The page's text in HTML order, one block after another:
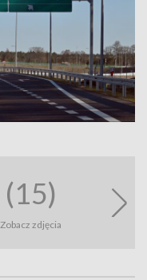
(15)
Zobacz zdjęcia